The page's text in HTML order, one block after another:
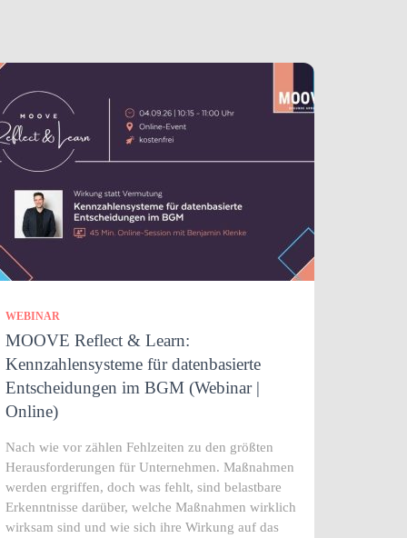
WEBINAR
MOOVE Reflect & Learn:
Kennzahlensysteme für datenbasierte
Entscheidungen im BGM (Webinar |
Online)
Nach wie vor zählen Fehlzeiten zu den größten
Herausforderungen für Unternehmen. Maßnahmen
werden ergriffen, doch was fehlt, sind belastbare
Erkenntnisse darüber, welche Maßnahmen wirklich
wirksam sind und wie sich ihre Wirkung auf das